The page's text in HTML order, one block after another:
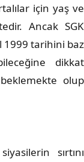
için yaş ve
Ancak SGK
1999 tarihini baz
dikkat
olup
sırtını